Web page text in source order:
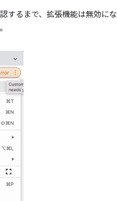
するまで、拡張機能は無効にな